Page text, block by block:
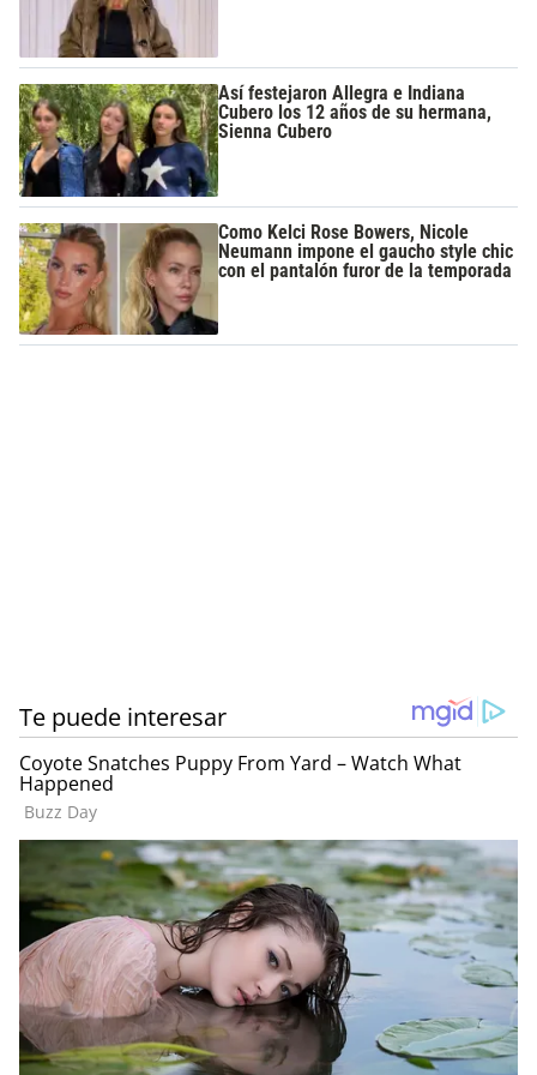
Así festejaron Allegra e Indiana
Cubero los 12 años de su hermana,
Sienna Cubero
Como Kelci Rose Bowers, Nicole
Neumann impone el gaucho style chic
con el pantalón furor de la temporada